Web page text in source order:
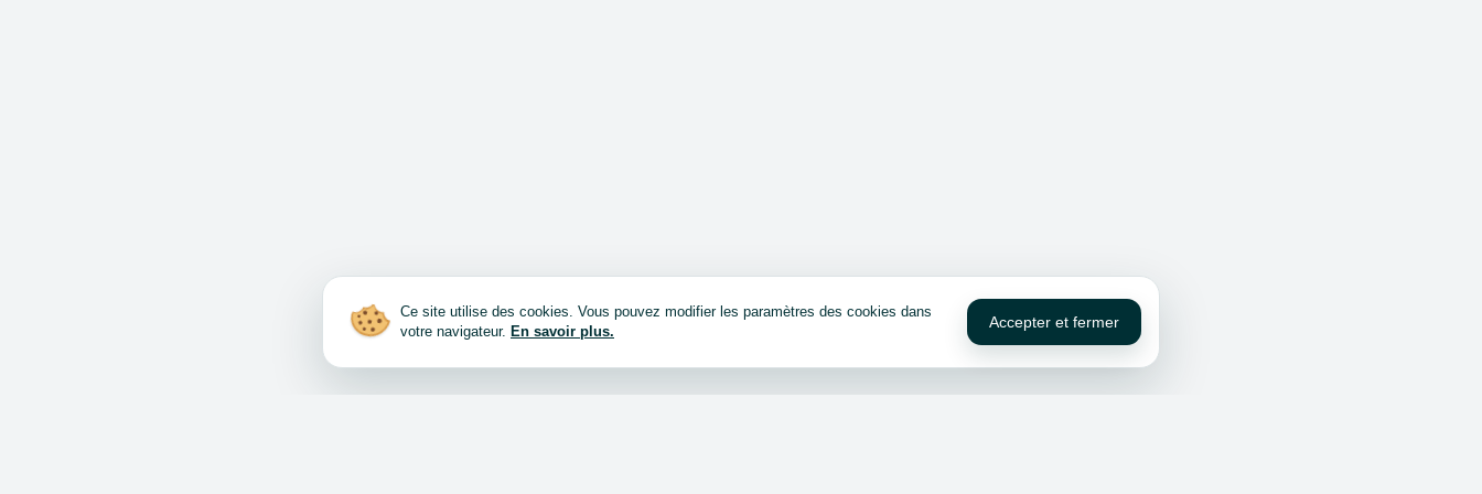
Ce site utilise des cookies. Vous pouvez modifier les paramètres des cookies dans
votre navigateur. En savoir plus.
Accepter et fermer